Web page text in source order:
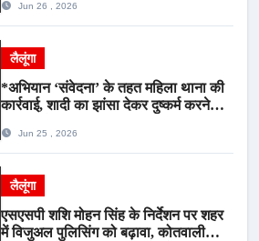
स्वरJun 26 , 2026
लैलूंगा
*अभियान ‘संवेदना’ के तहत महिला थाना की
कार्रवाई, शादी का झांसा देकर दुष्कर्म करने
Jun 25 , 2026
लैलूंगा
एसएसपी शशि मोहन सिंह के निर्देशन पर शहर
में विजुअल पुलिसिंग को बढ़ावा, कोतवाली